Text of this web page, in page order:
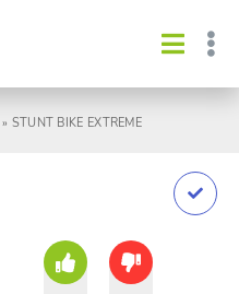
» STUNT BIKE EXTREME